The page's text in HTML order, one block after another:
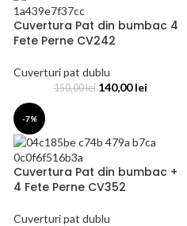
Cuvertura Pat din bumbac 4
Fete Perne CV242
Cuverturi pat dublu
150,00lei 140,00lei
-7%
Cuvertura Pat din bumbac +
4 Fete Perne CV352
Cuverturi pat dublu